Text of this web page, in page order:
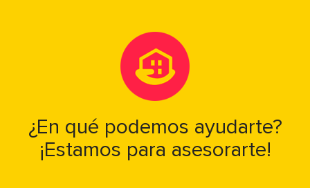
¿En qué podemos ayudarte?
¡Estamos para asesorarte!